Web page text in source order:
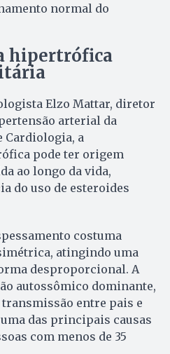
normal do
hipertrófica
Elzo Mattar, diretor
arterial da
Cardiologia, a
pode ter origem
ao longo da vida,
do uso de esteroides
costuma
atingindo uma
desproporcional. A
autossômico dominante,
transmissão entre pais e
das principais causas
com menos de 35